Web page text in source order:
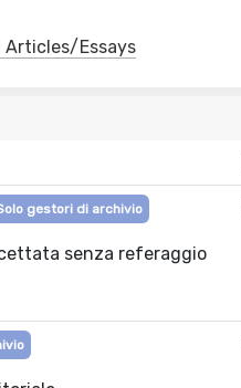
Articles/Essays
gestori di archivio
senza referaggio